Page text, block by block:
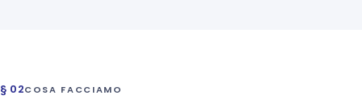
§ 02COSA FACCIAMO